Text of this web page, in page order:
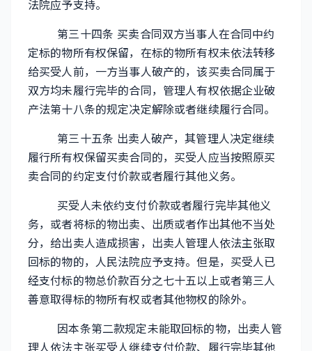
法院应予支持。
第三十四条 买卖合同双方当事人在合同中约
定标的物所有权保留，在标的物所有权未依法转移
给买受人前，一方当事人破产的，该买卖合同属于
双方均未履行完毕的合同，管理人有权依据企业破
产法第十八条的规定决定解除或者继续履行合同。
第三十五条 出卖人破产，其管理人决定继续
履行所有权保留买卖合同的，买受人应当按照原买
卖合同的约定支付价款或者履行其他义务。
买受人未依约支付价款或者履行完毕其他义
务，或者将标的物出卖、出质或者作出其他不当处
分，给出卖人造成损害，出卖人管理人依法主张取
回标的物的，人民法院应予支持。但是，买受人已
经支付标的物总价款百分之七十五以上或者第三人
善意取得标的物所有权或者其他物权的除外。
因本条第二款规定未能取回标的物，出卖人管
理人依法主张买受人继续支付价款、履行完毕其他